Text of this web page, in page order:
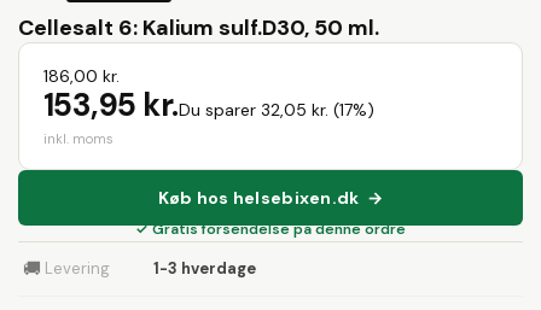
Cellesalt 6: Kalium sulf.D30, 50 ml.
186,00 kr.
153,95 kr.Du sparer 32,05 kr. (17%)
inkl. moms
Køb hos helsebixen.dk →
✓ Gratis forsendelse på denne ordre
🚚 Levering 1-3 hverdage